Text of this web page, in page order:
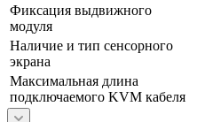
Фиксация выдвижного
модуля
Наличие и тип сенсорного
экрана
Максимальная длина
подключаемого KVM кабеля